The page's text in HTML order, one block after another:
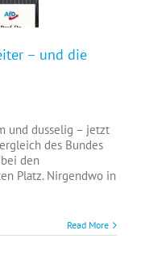
– und die
und dusselig – jetzt
des Bundes
den
Platz. Nirgendwo in
Read More